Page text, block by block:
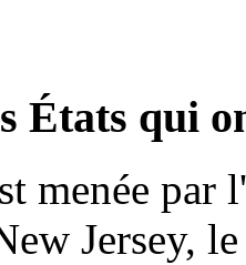
États qui
menée par
Jersey,